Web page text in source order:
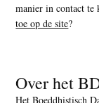
manier in contact te
toe op de site?
Over het
Het Boeddhistisch